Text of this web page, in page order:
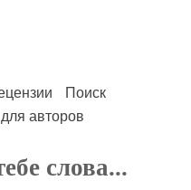
Поиск
авторов
слова...